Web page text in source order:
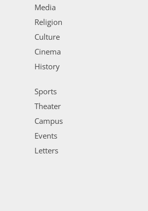
Media
Religion
Culture
Cinema
History
Sports
Theater
Campus
Events
Letters